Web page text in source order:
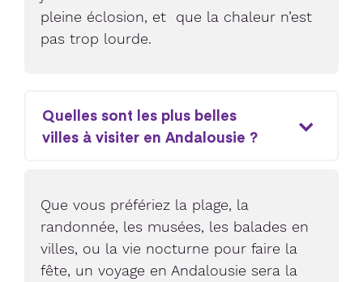
pleine éclosion, et que la chaleur n’est
pas trop lourde.
Quelles sont les plus belles
villes à visiter en Andalousie ?
Que vous préfériez la plage, la
randonnée, les musées, les balades en
villes, ou la vie nocturne pour faire la
fête, un voyage en Andalousie sera la